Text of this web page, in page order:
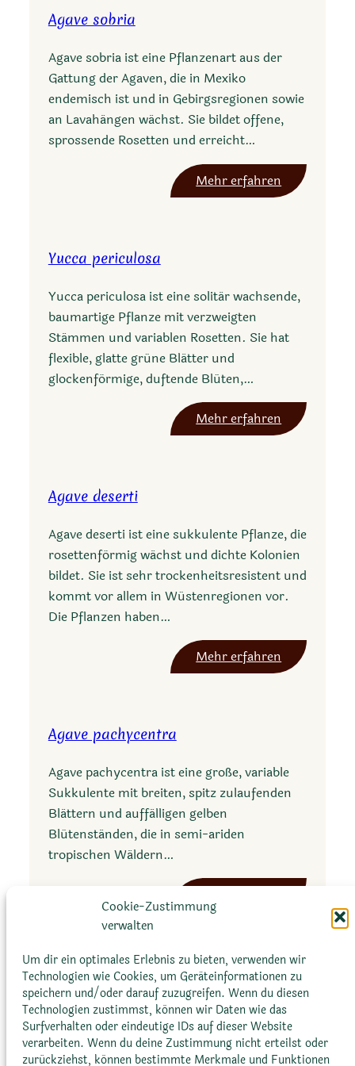
Cookie-Zustimmung
verwalten
Um dir ein optimales Erlebnis zu bieten, verwenden wir
Technologien wie Cookies, um Geräteinformationen zu
speichern und/oder darauf zuzugreifen. Wenn du diesen
Technologien zustimmst, können wir Daten wie das
Surfverhalten oder eindeutige IDs auf dieser Website
verarbeiten. Wenn du deine Zustimmung nicht erteilst oder
zurückziehst, können bestimmte Merkmale und Funktionen
Agave sobria
Agave sobria ist eine Pflanzenart aus der
Gattung der Agaven, die in Mexiko
endemisch ist und in Gebirgsregionen sowie
an Lavahängen wächst. Sie bildet offene,
sprossende Rosetten und erreicht…
Mehr erfahren
A
s
b
a
Yucca periculosa
Yucca periculosa ist eine solitär wachsende,
baumartige Pflanze mit verzweigten
Stämmen und variablen Rosetten. Sie hat
flexible, glatte grüne Blätter und
glockenförmige, duftende Blüten,…
Mehr erfahren
Y
p
e
r
i
u
l
Agave deserti
Agave deserti ist eine sukkulente Pflanze, die
rosettenförmig wächst und dichte Kolonien
bildet. Sie ist sehr trockenheitsresistent und
kommt vor allem in Wüstenregionen vor.
Die Pflanzen haben…
Mehr erfahren
A
d
e
t
Agave pachycentra
Agave pachycentra ist eine große, variable
Sukkulente mit breiten, spitz zulaufenden
Blättern und auffälligen gelben
Blütenständen, die in semi-ariden
tropischen Wäldern…
a
v
e
p
a
c
GlossarDatenschutz­erklärungImpressum